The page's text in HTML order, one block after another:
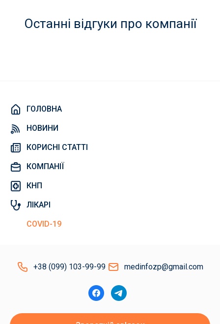
Останні відгуки про компанії
ГОЛОВНА
НОВИНИ
КОРИСНІ СТАТТІ
КОМПАНІЇ
КНП
ЛІКАРІ
COVID-19
+38 (099) 103-99-99 medinfozp@gmail.com